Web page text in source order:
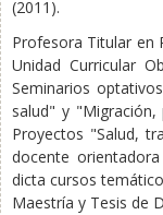
(2011).
Profesora Titular en
Unidad Curricular
Seminarios
salud" y
Proyectos "Salud,
docente
dicta cursos
Maestría y Tesis de